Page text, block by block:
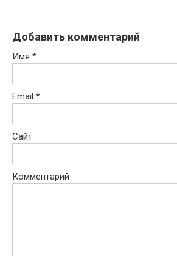
Добавить комментарий
Имя *
Email *
Сайт
Комментарий